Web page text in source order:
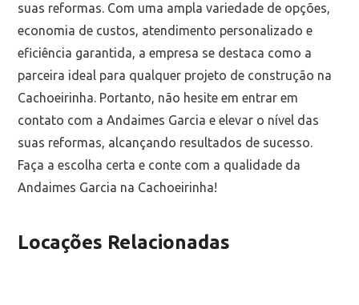
suas reformas. Com uma ampla variedade de opções,
economia de custos, atendimento personalizado e
eficiência garantida, a empresa se destaca como a
parceira ideal para qualquer projeto de construção na
Cachoeirinha. Portanto, não hesite em entrar em
contato com a Andaimes Garcia e elevar o nível das
suas reformas, alcançando resultados de sucesso.
Faça a escolha certa e conte com a qualidade da
Andaimes Garcia na Cachoeirinha!
Locações Relacionadas